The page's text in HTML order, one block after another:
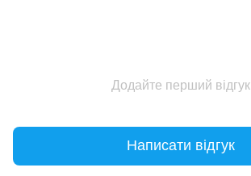
Додайте перший відгук
Написати відгук